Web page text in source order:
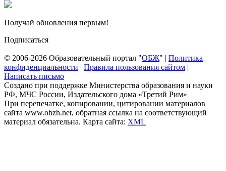
Получай обновления первым!
Подписаться
© 2006-2026 Образовательный портал "ОБЖ" | Политика
конфиденциальности | Правила пользования сайтом |
Написать письмо
Создано при поддержке Министерства образования и науки
РФ, МЧС России, Издательского дома «Третий Рим»
При перепечатке, копировании, цитировании материалов
сайта www.obzh.net, обратная ссылка на соответствующий
материал обязательна. Карта сайта: XML